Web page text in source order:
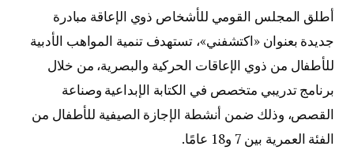
أطلق المجلس القومي للأشخاص ذوي الإعاقة مبادرة
جديدة بعنوان «اكتشفني»، تستهدف تنمية المواهب الأدبية
للأطفال من ذوي الإعاقات الحركية والبصرية، من خلال
برنامج تدريبي متخصص في الكتابة الإبداعية وصناعة
القصص، وذلك ضمن أنشطة الإجازة الصيفية للأطفال من
الفئة العمرية بين 7 و18 عامًا.